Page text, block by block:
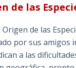
de las
de las
por sus amigos
a las